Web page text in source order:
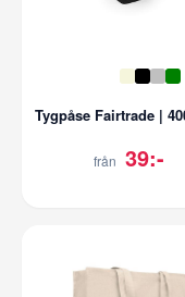
från 39:-